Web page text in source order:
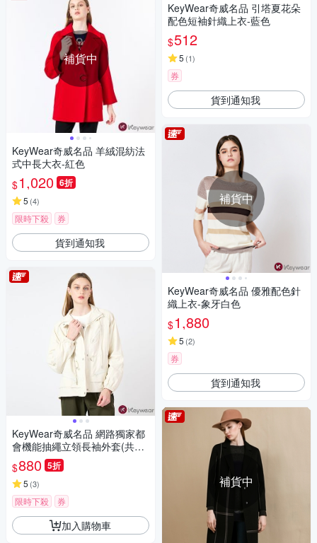
補貨中
KeyWear奇威名品 羊絨混紡法
式中長大衣-紅色
$1,020 6折
5 (4)
限時下殺 券
貨到通知我
KeyWear奇威名品 網路獨家都
會機能抽繩立領長袖外套(共3
色)-米色
$880 5折
5 (3)
限時下殺 券
加入購物車
KeyWear奇威名品 引塔夏花朵
配色短袖針織上衣-藍色
$512
5 (1)
券
貨到通知我
補貨中
KeyWear奇威名品 優雅配色針
織上衣-象牙白色
$1,880
5 (2)
券
貨到通知我
補貨中